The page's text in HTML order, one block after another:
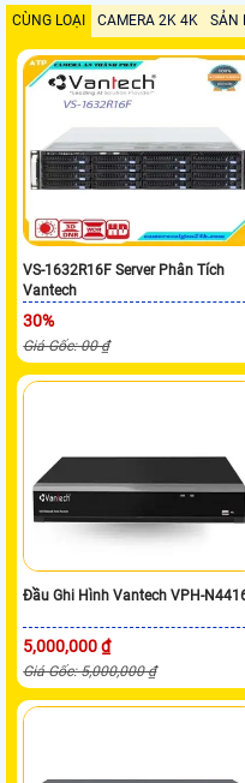
CÙNG LOẠI CAMERA 2K 4K SẢN
VS-1632R16F Server Phân Tích
Vantech
30%
Giá Gốc: 00 ₫
Đầu Ghi Hình Vantech VPH-
5,000,000 ₫
Giá Gốc: 5,000,000 ₫